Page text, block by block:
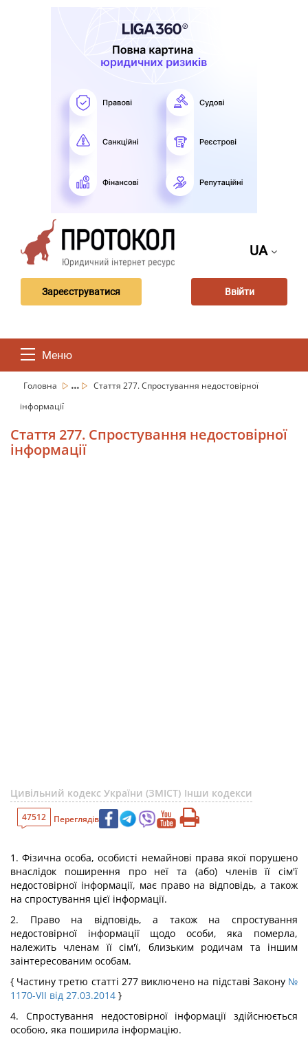
UA
Зареєструватися Ввійти
Меню
Головна ...
Стаття 277. Спростування недостовірної
інформації
Стаття 277. Спростування недостовірної
інформації
Цивільний кодекс України (ЗМІСТ) Інши кодекси
47512 Переглядів
1. Фізична особа, особисті немайнові права якої порушено
внаслідок поширення про неї та (або) членів її сім'ї
недостовірної інформації, має право на відповідь, а також
на спростування цієї інформації.
2. Право на відповідь, а також на спростування
недостовірної інформації щодо особи, яка померла,
належить членам її сім'ї, близьким родичам та іншим
заінтересованим особам.
{ Частину третю статті 277 виключено на підставі Закону №
1170-VII від 27.03.2014 }
4. Спростування недостовірної інформації здійснюється
особою, яка поширила інформацію.